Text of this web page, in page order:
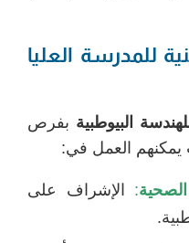
للمدرسة العليا
البيوطبية بفرص
العمل في:
: الإشراف على